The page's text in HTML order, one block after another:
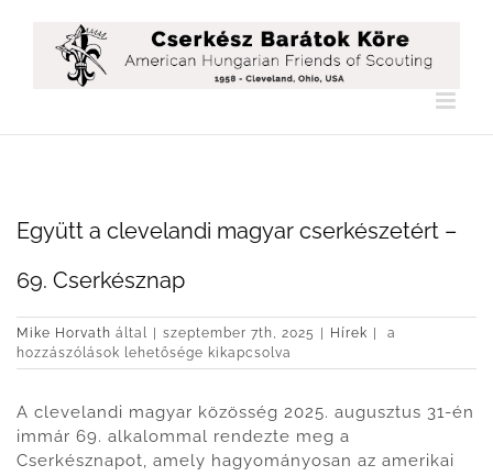
Együtt a clevelandi magyar cserkészetért –
69. Cserkésznap
Mike Horvath által szeptember 7th, 2025 Hírek
Együtt
clevelandi
cserkészetért
Cserkésznap
a
hozzászólások lehetősége kikapcsolva
A clevelandi magyar közösség 2025. augusztus 31-én
immár 69. alkalommal rendezte meg a
Cserkésznapot, amely hagyományosan az amerikai